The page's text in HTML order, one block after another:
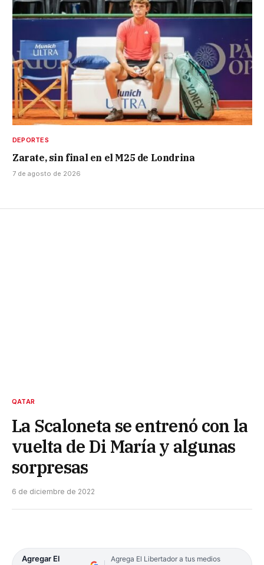
DEPORTES
Zarate, sin final en el M25 de Londrina
7 de agosto de 2026
QATAR
La Scaloneta se entrenó con la
vuelta de Di María y algunas
sorpresas
6 de diciembre de 2022
Agregar El
Agrega El Libertador a tus medios